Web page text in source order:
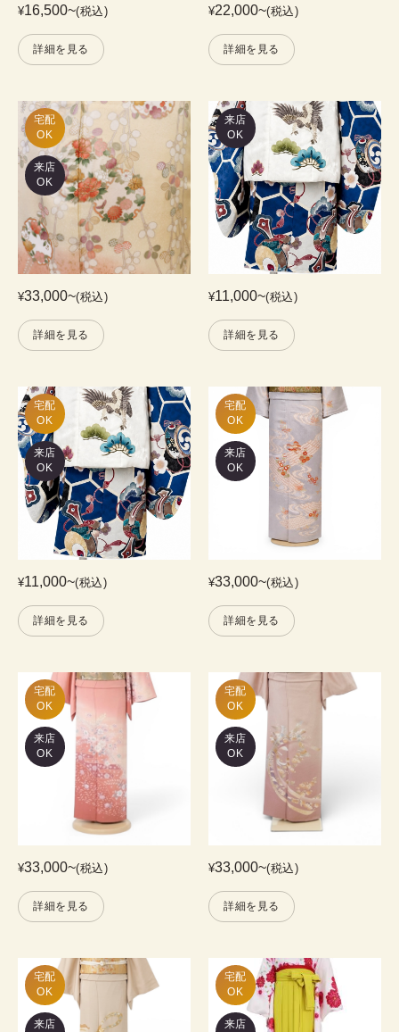
¥16,500~(税込)
詳細を見る
¥22,000~(税込)
詳細を見る
宅配
OK
来店
OK
¥33,000~(税込)
詳細を見る
来店
OK
¥11,000~(税込)
詳細を見る
宅配
OK
来店
OK
¥11,000~(税込)
詳細を見る
宅配
OK
来店
OK
¥33,000~(税込)
詳細を見る
宅配
OK
来店
OK
¥33,000~(税込)
詳細を見る
宅配
OK
来店
OK
¥33,000~(税込)
詳細を見る
宅配
OK
来店
宅配
OK
来店